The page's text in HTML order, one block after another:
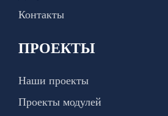
Контакты
ПРОЕКТЫ
Наши проекты
Проекты модулей